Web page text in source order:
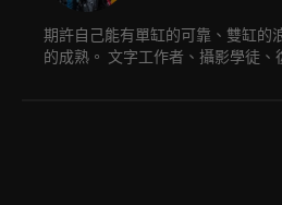
期許自己能有單缸的可靠、雙缸的
的成熟。 文字工作者、攝影學徒、